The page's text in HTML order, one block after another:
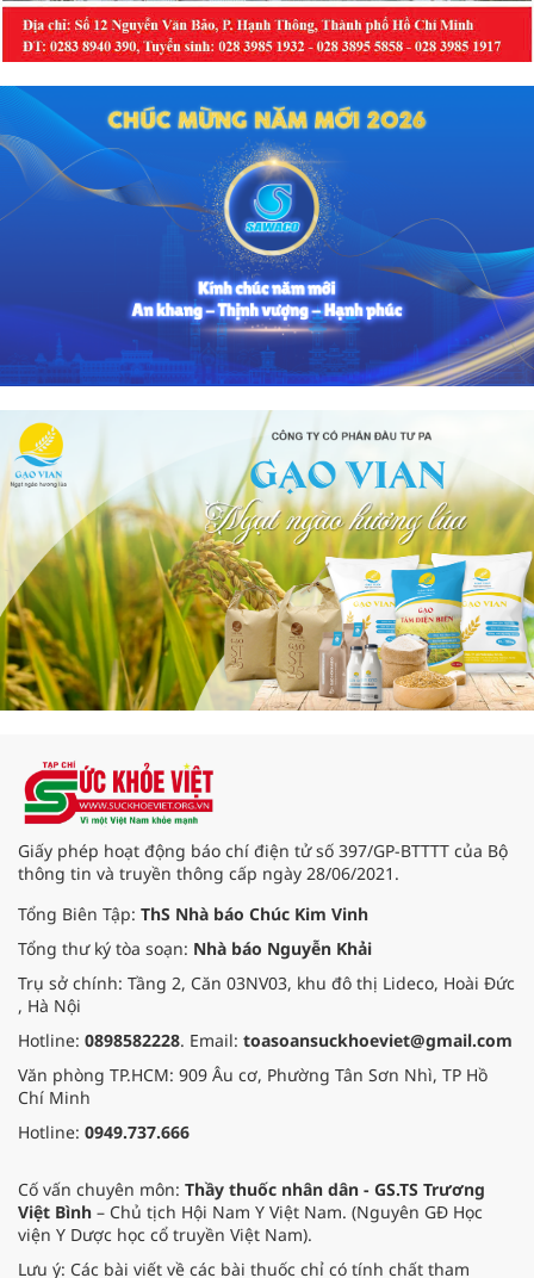
Giấy phép hoạt động báo chí điện tử số 397/GP-BTTTT của Bộ
thông tin và truyền thông cấp ngày 28/06/2021.
Tổng Biên Tập: ThS Nhà báo Chúc Kim Vinh
Tổng thư ký tòa soạn: Nhà báo Nguyễn Khải
Trụ sở chính: Tầng 2, Căn 03NV03, khu đô thị Lideco, Hoài Đức
, Hà Nội
Hotline: 0898582228. Email: toasoansuckhoeviet@gmail.com
Văn phòng TP.HCM: 909 Âu cơ, Phường Tân Sơn Nhì, TP Hồ
Chí Minh
Hotline: 0949.737.666
Cố vấn chuyên môn: Thầy thuốc nhân dân - GS.TS Trương
Việt Bình – Chủ tịch Hội Nam Y Việt Nam. (Nguyên GĐ Học
viện Y Dược học cổ truyền Việt Nam).
Lưu ý: Các bài viết về các bài thuốc chỉ có tính chất tham